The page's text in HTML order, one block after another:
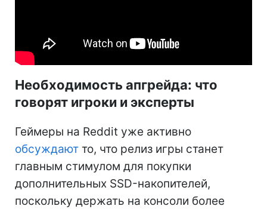
Необходимость апгрейда: что
говорят игроки и эксперты
Геймеры на Reddit уже активно
обсуждают то, что релиз игры станет
главным стимулом для покупки
дополнительных SSD-накопителей,
поскольку держать на консоли более